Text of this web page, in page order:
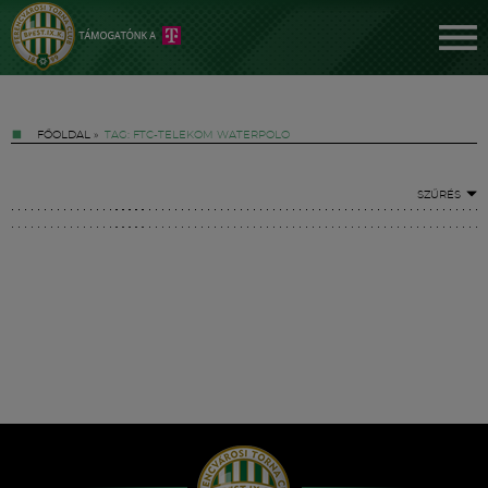
FŐOLDAL » TAG: FTC-TELEKOM WATERPOLO
SZŰRÉS
Hírek